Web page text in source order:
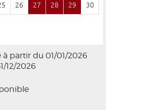
26 27 28 29 30
à partir du 01/01/2026
12/2026